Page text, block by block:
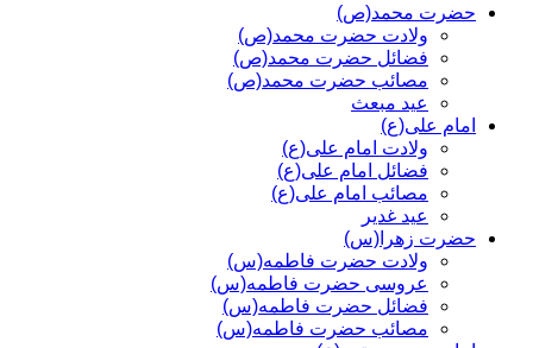
حضرت محمد(ص)
ولادت حضرت محمد(ص)
فضائل حضرت محمد(ص)
مصائب حضرت محمد(ص)
عید مبعث
امام علی(ع)
ولادت امام علی(ع)
فضائل امام علی(ع)
مصائب امام علی(ع)
عید غدیر
حضرت زهرا(س)
ولادت حضرت فاطمه(س)
عروسی حضرت فاطمه(س)
فضائل حضرت فاطمه(س)
مصائب حضرت فاطمه(س)